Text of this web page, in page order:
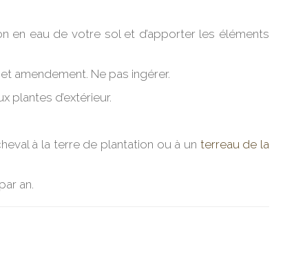
en eau de votre sol et d’apporter les éléments
amendement. Ne pas ingérer.
plantes d’extérieur.
à la terre de plantation ou à un terreau de la
an.